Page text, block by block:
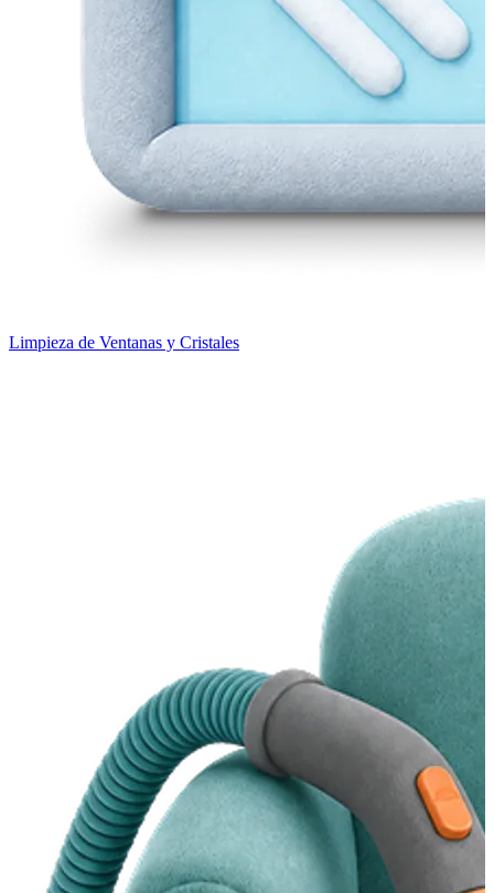
Limpieza de Ventanas y Cristales